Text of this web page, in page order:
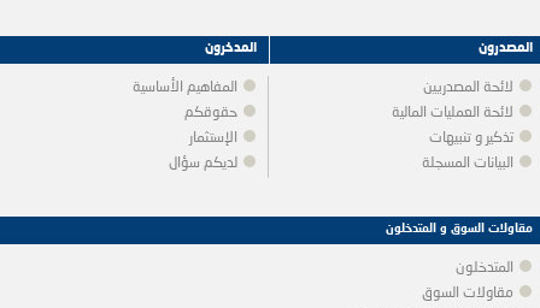
المدخرون
المفاهيم الأساسية
حقوقكم
الإستثمار
لديكم سؤال
المصدرون
لائحة المصدريين
لائحة العمليات المالية
تذكير و تنبيهات
البيانات المسجلة
مقاولات السوق و المتدخلون
المتدخلون
مقاولات السوق